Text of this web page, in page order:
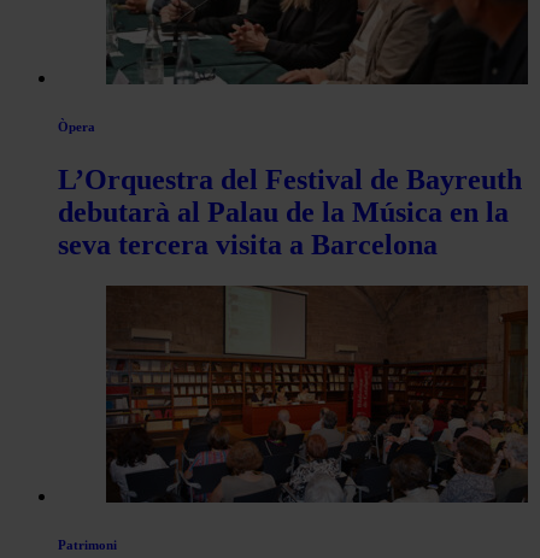
Òpera
L’Orquestra del Festival de Bayreuth
debutarà al Palau de la Música en la
seva tercera visita a Barcelona
Patrimoni